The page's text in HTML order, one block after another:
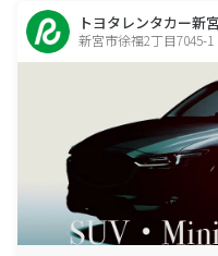
トヨタレンタカー新
新宮市徐福2丁目7045-1